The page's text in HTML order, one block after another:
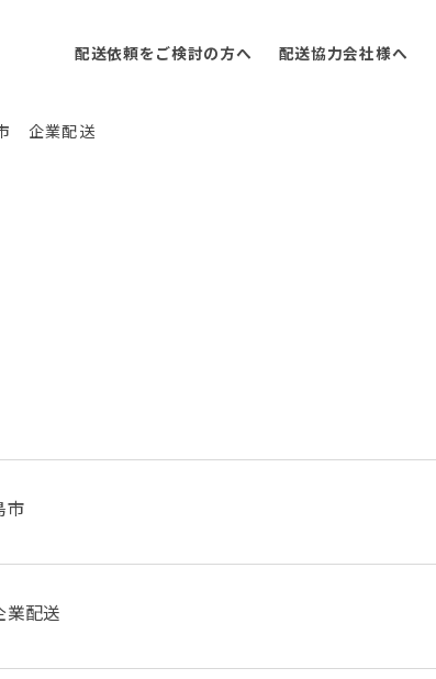
配送依頼をご検討の方へ 配送協力会社様へ
企業配送
市
配送